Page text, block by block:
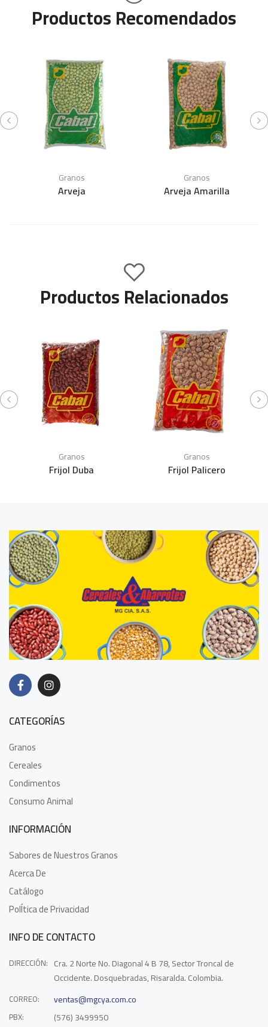
Productos Recomendados
Granos
Arveja
Granos
Arveja Amarilla
Productos Relacionados
Granos
Frijol Duba
Granos
Frijol Palicero
CATEGORÍAS
Granos
Cereales
Condimentos
Consumo Animal
INFORMACIÓN
Sabores de Nuestros Granos
Acerca De
Catálogo
PolÍtica de Privacidad
INFO DE CONTACTO
DIRECCIÓN: Cra. 2 Norte No. Diagonal 4 B 78, Sector Troncal de
Occidente. Dosquebradas, Risaralda. Colombia.
CORREO: ventas@mgcya.com.co
PBX: (576) 3499950